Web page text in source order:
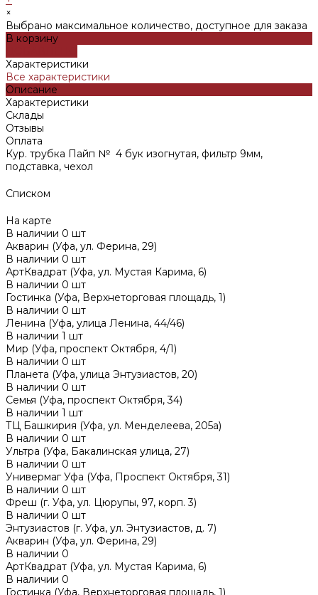
×
Выбрано максимальное количество, доступное для заказа
В корзину
Характеристики
Все характеристики
Описание
Характеристики
Склады
Отзывы
Оплата
Кур. трубка Пайп № 4 бук изогнутая, фильтр 9мм,
подставка, чехол
Списком
На карте
В наличии 0 шт
Акварин (Уфа, ул. Ферина, 29)
В наличии 0 шт
АртКвадрат (Уфа, ул. Мустая Карима, 6)
В наличии 0 шт
Гостинка (Уфа, Верхнеторговая площадь, 1)
В наличии 0 шт
Ленина (Уфа, улица Ленина, 44/46)
В наличии 1 шт
Мир (Уфа, проспект Октября, 4/1)
В наличии 0 шт
Планета (Уфа, улица Энтузиастов, 20)
В наличии 0 шт
Семья (Уфа, проспект Октября, 34)
В наличии 1 шт
ТЦ Башкирия (Уфа, ул. Менделеева, 205а)
В наличии 0 шт
Ультра (Уфа, Бакалинская улица, 27)
В наличии 0 шт
Универмаг Уфа (Уфа, Проспект Октября, 31)
В наличии 0 шт
Фреш (г‌. Уфа, ул. Цюрупы, 97, корп. 3)
В наличии 0 шт
Энтузиастов (г. Уфа, ул. Энтузиастов, д. 7)
Акварин (Уфа, ул. Ферина, 29)
В наличии 0
АртКвадрат (Уфа, ул. Мустая Карима, 6)
В наличии 0
Гостинка (Уфа, Верхнеторговая площадь, 1)